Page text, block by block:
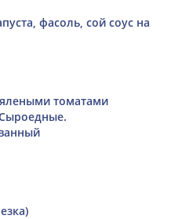
фасоль, сой соус на
томатами